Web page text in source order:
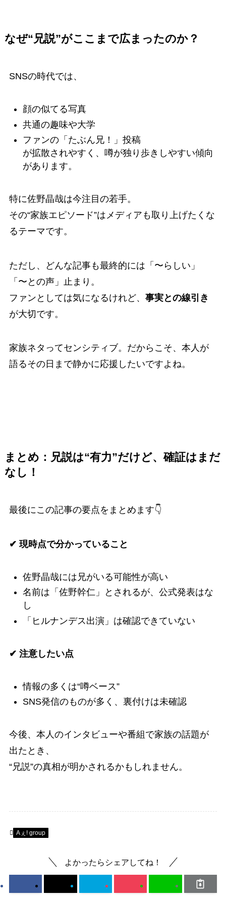
なぜ“兄説”がここまで広まったのか？
SNSの時代では、
顔の似てる写真
共通の趣味や大学
ファンの「たぶん兄！」投稿
が拡散されやすく、噂が独り歩きしやすい傾向
があります。
特に佐野晶哉は今注目の若手。
その“家族エピソード”はメディアも取り上げたくな
るテーマです。
ただし、どんな記事も最終的には「〜らしい」
「〜との声」止まり。
ファンとしては気になるけれど、 事実との線引き
が大切です。
家族ネタってセンシティブ。だからこそ、本人が
語るその日まで静かに応援したいですよね。
まとめ：兄説は“有力”だけど、確証はまだ
なし！
最後にこの記事の要点をまとめます👇
✔ 現時点で分かっていること
佐野晶哉には兄がいる可能性が高い
名前は「佐野幹仁」とされるが、公式発表はな
し
「ヒルナンデス出演」は確認できていない
✔ 注意したい点
情報の多くは“噂ベース”
SNS発信のものが多く、裏付けは未確認
今後、本人のインタビューや番組で家族の話題が
出たとき、
“兄説”の真相が明かされるかもしれません。
Aぇ! group
よかったらシェアしてね！